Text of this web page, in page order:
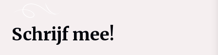
Schrijf mee!